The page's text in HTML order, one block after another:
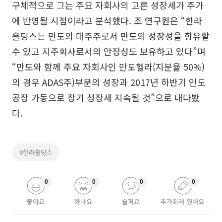
구체적으로 그는 주요 자회사의 고른 성장세가 주가
에 반영될 시점이라고 분석했다. 조 연구원은 “한라
홀딩스는 만도의 대주주로서 만도의 성장성을 향유할
수 있고 지주회사로서의 안정성도 보유하고 있다”며
“만도와 함께 주요 자회사인 만도헬라(지분율 50%)
의 경우 ADAS주)부문의 성장과 2017년 하반기 인도
공장 가동으로 장기 성장세 지속될 것”으로 내다봤
다.
#한라홀딩스
좋아요
0
화나요
0
슬퍼요
0
추가취재 원해요
0